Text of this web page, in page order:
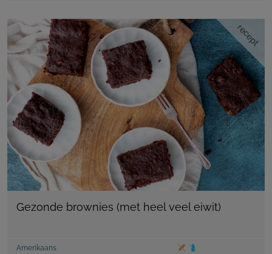
recept
Gezonde brownies (met heel veel eiwit)
Amerikaans